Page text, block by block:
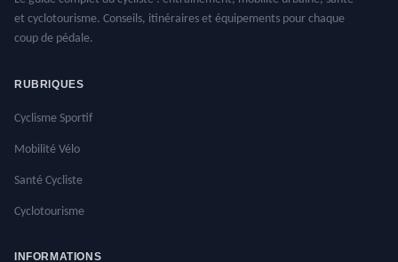
et cyclotourisme. Conseils, itinéraires et équipements pour chaque
coup de pédale.
RUBRIQUES
Cyclisme Sportif
Mobilité Vélo
Santé Cycliste
Cyclotourisme
INFORMATIONS